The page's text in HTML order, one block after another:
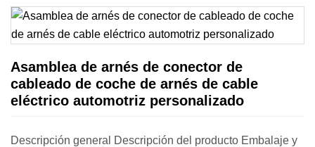
Asamblea de arnés de conector de
cableado de coche de arnés de cable
eléctrico automotriz personalizado
Descripción general Descripción del producto Embalaje y